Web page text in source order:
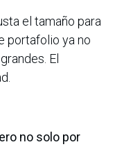
el tamaño para
portafolio ya no
El
no solo por